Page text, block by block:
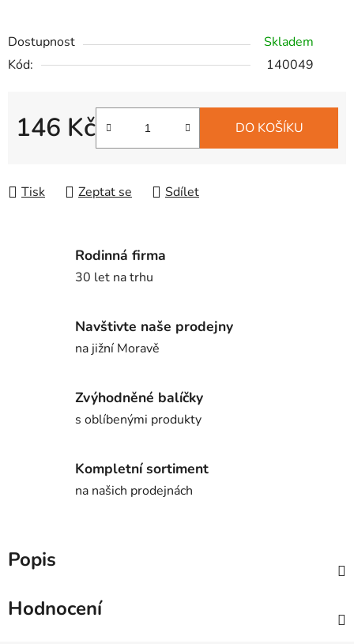
Dostupnost
Skladem
Kód:
140049
146 Kč DO KOŠÍKU
Tisk Zeptat se Sdílet
Rodinná firma
30 let na trhu
Navštivte naše prodejny
na jižní Moravě
Zvýhodněné balíčky
s oblíbenými produkty
Kompletní sortiment
na našich prodejnách
Popis
Hodnocení